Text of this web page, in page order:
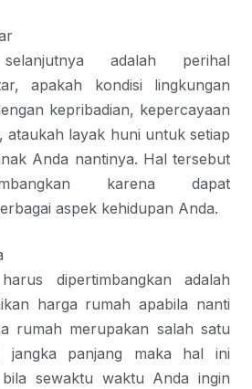
selanjutnya adalah perihal
apakah kondisi lingkungan
kepribadian, kepercayaan
ataukah layak huni untuk setiap
Anda nantinya. Hal tersebut
karena dapat
aspek kehidupan Anda.
dipertimbangkan adalah
harga rumah apabila nanti
rumah merupakan salah satu
jangka panjang maka hal ini
sewaktu waktu Anda ingin